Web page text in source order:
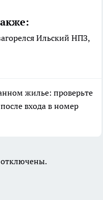
Ильский НПЗ,
жилье: проверьте
входа в номер